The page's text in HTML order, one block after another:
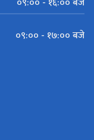
०९:०० - १७:०० बजे